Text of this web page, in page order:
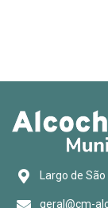
Largo de
geral@cm-